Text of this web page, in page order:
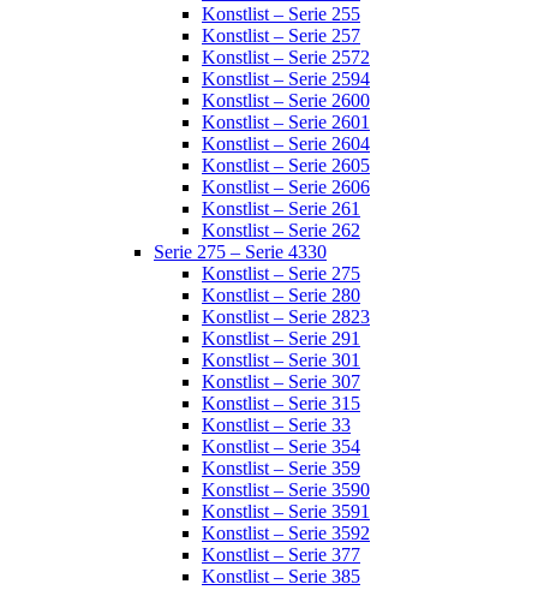
Konstlist – Serie 255
Konstlist – Serie 257
Konstlist – Serie 2572
Konstlist – Serie 2594
Konstlist – Serie 2600
Konstlist – Serie 2601
Konstlist – Serie 2604
Konstlist – Serie 2605
Konstlist – Serie 2606
Konstlist – Serie 261
Konstlist – Serie 262
Serie 275 – Serie 4330
Konstlist – Serie 275
Konstlist – Serie 280
Konstlist – Serie 2823
Konstlist – Serie 291
Konstlist – Serie 301
Konstlist – Serie 307
Konstlist – Serie 315
Konstlist – Serie 33
Konstlist – Serie 354
Konstlist – Serie 359
Konstlist – Serie 3590
Konstlist – Serie 3591
Konstlist – Serie 3592
Konstlist – Serie 377
Konstlist – Serie 385